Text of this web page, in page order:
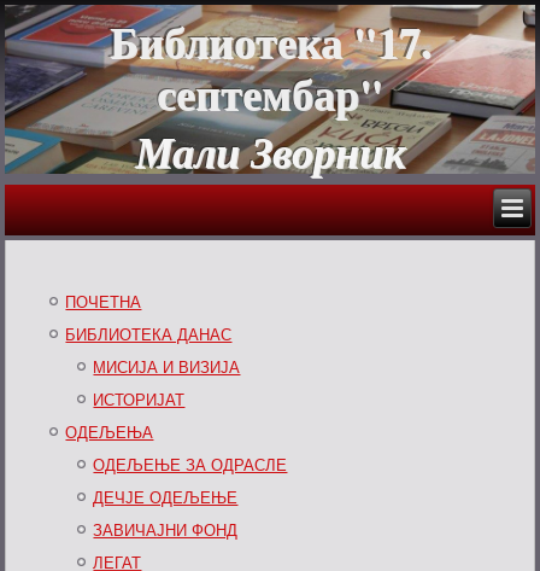
Библиотека "17.
септембар"
Мали Зворник
ПОЧЕТНА
БИБЛИОТЕКА ДАНАС
МИСИЈА И ВИЗИЈА
ИСТОРИЈАТ
ОДЕЉЕЊА
ОДЕЉЕЊЕ ЗА ОДРАСЛЕ
ДЕЧЈЕ ОДЕЉЕЊЕ
ЗАВИЧАЈНИ ФОНД
ЛЕГАТ